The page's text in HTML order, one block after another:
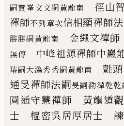
嗣寶峯文文嗣黃龍南
徑山
禪師不列章次信相顯禪師
勝勝嗣黃龍南
金繩文禪
無傳
中峰祖源禪師中巖
瑃嗣大溈秀秀嗣黃龍南
氈頭
通旻禪師法嗣旻嗣泐潭乾
圓通守慧禪師 黃龍道
士 樞密吳居厚居士